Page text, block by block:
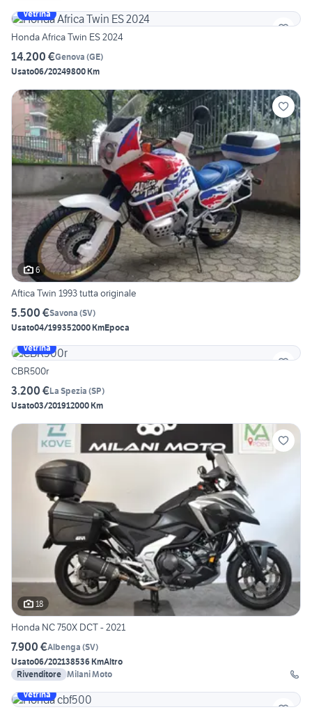
Vetrina
Honda Africa Twin ES 2024
14.200 €Genova (GE)
Usato06/20249800 Km
6
Aftica Twin 1993 tutta originale
5.500 €Savona (SV)
Usato04/199352000 KmEpoca
Vetrina
CBR500r
3.200 €La Spezia (SP)
Usato03/201912000 Km
18
Honda NC 750X DCT - 2021
7.900 €Albenga (SV)
Usato06/202138536 KmAltro
Rivenditore Milani Moto
Vetrina